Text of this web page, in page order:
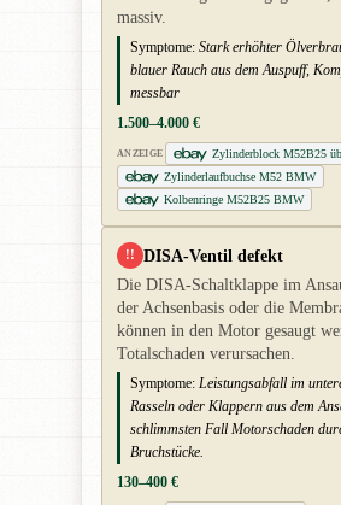
massiv.
Symptome: Stark erhöhter
blauer Rauch aus dem Auspuff,
messbar
1.500–4.000 €
ANZEIGE
Zylinderblock M52B25
Zylinderlaufbuchse M52 BMW
Kolbenringe M52B25 BMW
!! DISA-Ventil defekt
Die DISA-Schaltklappe im
der Achsenbasis oder die
können in den Motor gesaugt
Totalschaden verursachen.
Symptome: Leistungsabfall im
Rasseln oder Klappern aus dem
schlimmsten Fall Motorschaden
Bruchstücke.
130–400 €